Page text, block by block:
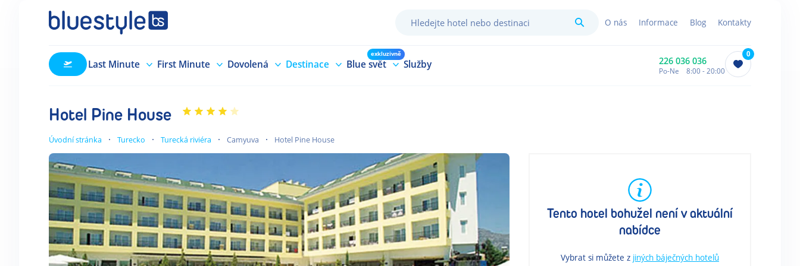
HledatO nás Informace Blog Kontakty
Last Minute First Minute Dovolená Destinace Blue svět
exkluzivně
Služby 226 036 036
Po-Ne 8:00 - 20:00
0
Hotel Pine House
Úvodní stránka Turecko Turecká riviéra Camyuva Hotel Pine House
Tento hotel bohužel není v aktuální
nabídce
Vybrat si můžete z jiných báječných hotelů